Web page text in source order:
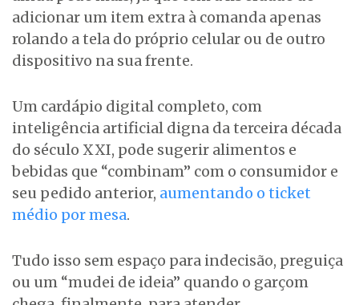
adicionar um item extra à comanda apenas
rolando a tela do próprio celular ou de outro
dispositivo na sua frente.
Um cardápio digital completo, com
inteligência artificial digna da terceira década
do século XXI, pode sugerir alimentos e
bebidas que “combinam” com o consumidor e
seu pedido anterior, aumentando o ticket
médio por mesa.
Tudo isso sem espaço para indecisão, preguiça
ou um “mudei de ideia” quando o garçom